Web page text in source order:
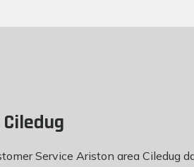
Service Ariston area Ciledug